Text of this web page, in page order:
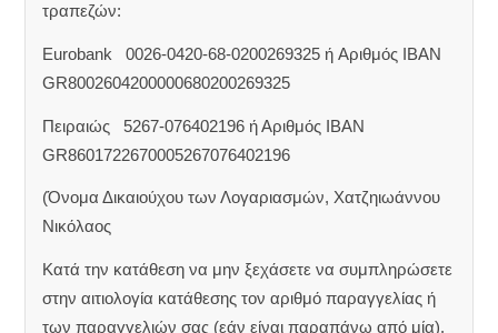
τραπεζών:
Eurobank 0026-0420-68-0200269325 ή Aριθμός IBAN
GR8002604200000680200269325
Πειραιώς 5267-076402196 ή Αριθμός IBAN
GR8601722670005267076402196
(Όνομα Δικαιούχου των Λογαριασμών, Χατζηιωάννου
Νικόλαος
Κατά την κατάθεση να μην ξεχάσετε να συμπληρώσετε
στην αιτιολογία κατάθεσης τον αριθμό παραγγελίας ή
των παραγγελιών σας (εάν είναι παραπάνω από μία),